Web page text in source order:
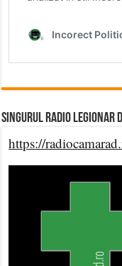
Singurul Radio Legionar
https://